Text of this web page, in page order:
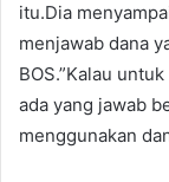
itu.Dia
menjawab dana
BOS.”Kalau
ada yang jawab
menggunakan